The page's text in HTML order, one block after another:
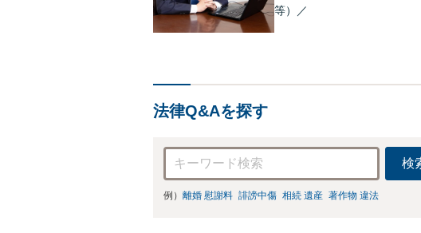
等）／
法律Q&Aを探す
検
例） 離婚 慰謝料 誹謗中傷 相続 遺産 著作物 違法